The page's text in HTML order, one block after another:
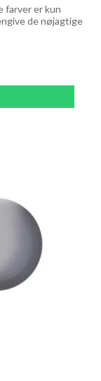
farver er kun
de nøjagtige